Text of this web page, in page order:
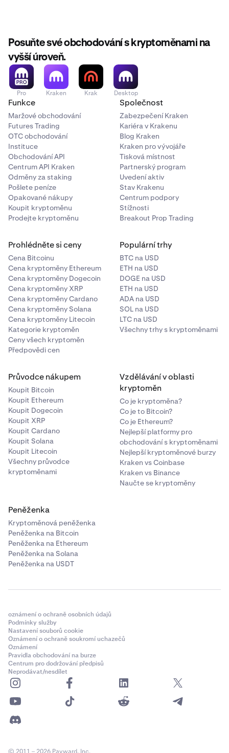
Posuňte své obchodování s kryptoměnami na
vyšší úroveň.
Pro Kraken Krak Desktop
Funkce
Maržové obchodování
Futures Trading
OTC obchodování
Instituce
Obchodování API
Centrum API Kraken
Odměny za staking
Pošlete peníze
Opakované nákupy
Koupit kryptoměnu
Prodejte kryptoměnu
Společnost
Zabezpečení Kraken
Kariéra v Krakenu
Blog Kraken
Kraken pro vývojáře
Tisková místnost
Partnerský program
Uvedení aktiv
Stav Krakenu
Centrum podpory
Stížnosti
Breakout Prop Trading
Prohlédněte si ceny
Cena Bitcoinu
Cena kryptoměny Ethereum
Cena kryptoměny Dogecoin
Cena kryptoměny XRP
Cena kryptoměny Cardano
Cena kryptoměny Solana
Cena kryptoměny Litecoin
Kategorie kryptoměn
Ceny všech kryptoměn
Předpovědi cen
Populární trhy
BTC na USD
ETH na USD
DOGE na USD
ETH na USD
ADA na USD
SOL na USD
LTC na USD
Všechny trhy s kryptoměnami
Průvodce nákupem
Koupit Bitcoin
Koupit Ethereum
Koupit Dogecoin
Koupit XRP
Koupit Cardano
Koupit Solana
Koupit Litecoin
Všechny průvodce
kryptoměnami
Vzdělávání v oblasti
kryptoměn
Co je kryptoměna?
Co je to Bitcoin?
Co je Ethereum?
Nejlepší platformy pro
obchodování s kryptoměnami
Nejlepší kryptoměnové burzy
Kraken vs Coinbase
Kraken vs Binance
Naučte se kryptoměny
Peněženka
Kryptoměnová peněženka
Peněženka na Bitcoin
Peněženka na Ethereum
Peněženka na Solana
Peněženka na USDT
oznámení o ochraně osobních údajů
Podmínky služby
Nastavení souborů cookie
Oznámení o ochraně soukromí uchazečů
Oznámení
Pravidla obchodování na burze
Centrum pro dodržování předpisů
Neprodávat/nesdílet
© 2011 – 2026 Payward, Inc.